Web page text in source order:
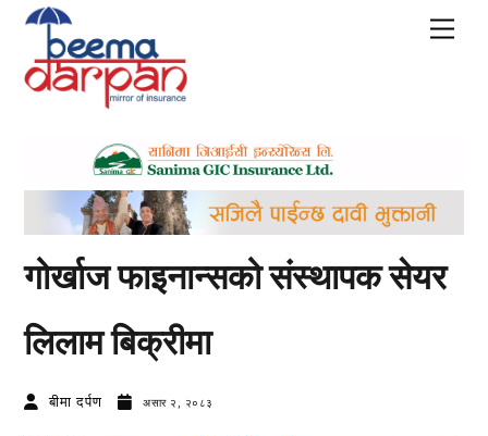
Skip
content
गोर्खाज फाइनान्सको संस्थापक सेयर
लिलाम बिक्रीमा
बीमा दर्पण असार २, २०८३